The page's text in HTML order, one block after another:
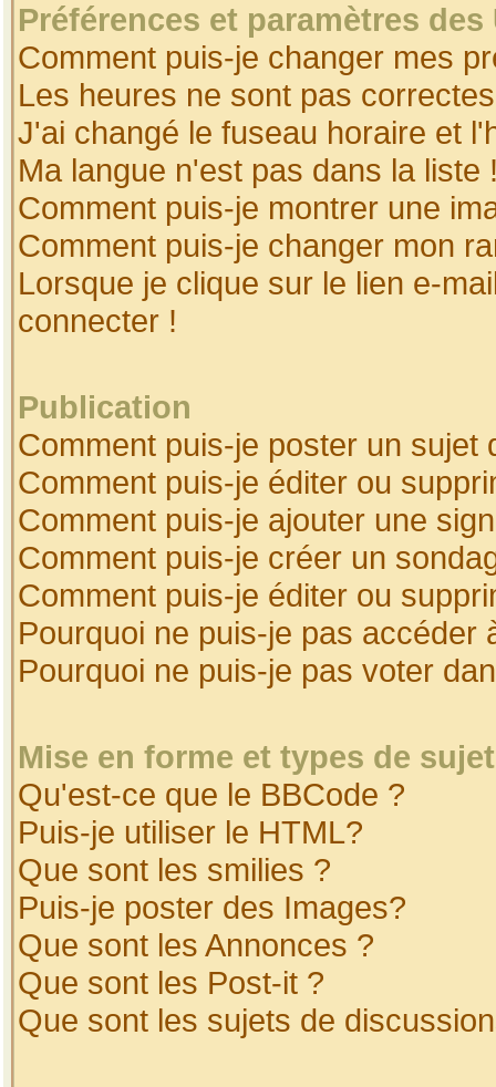
Préférences et paramètres
Comment puis-je changer mes
Les heures ne sont pas
J'ai changé le fuseau horaire et
Ma langue n'est pas dans la liste
Comment puis-je montrer une
Comment puis-je changer mon
Lorsque je clique sur le lien e-
connecter !
Publication
Comment puis-je poster un sujet
Comment puis-je éditer ou
Comment puis-je ajouter une
Comment puis-je créer un
Comment puis-je éditer ou
Pourquoi ne puis-je pas accéder
Pourquoi ne puis-je pas voter
Mise en forme et types de
Qu'est-ce que le BBCode ?
Puis-je utiliser le HTML?
Que sont les smilies ?
Puis-je poster des Images?
Que sont les Annonces ?
Que sont les Post-it ?
Que sont les sujets de